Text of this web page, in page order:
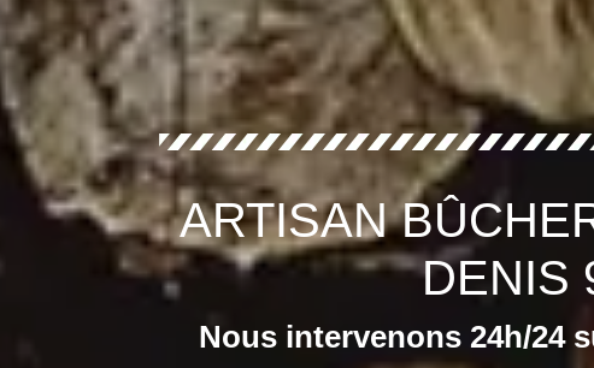
ARTISAN
DENIS
Nous intervenons 24h/24